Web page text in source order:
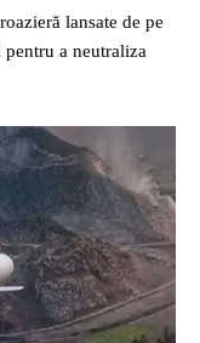
lansate de pe
a neutraliza